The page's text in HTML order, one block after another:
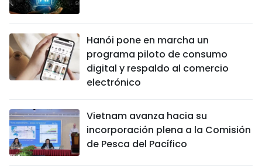
Hanói pone en marcha un
programa piloto de consumo
digital y respaldo al comercio
electrónico
Vietnam avanza hacia su
incorporación plena a la Comisión
de Pesca del Pacífico